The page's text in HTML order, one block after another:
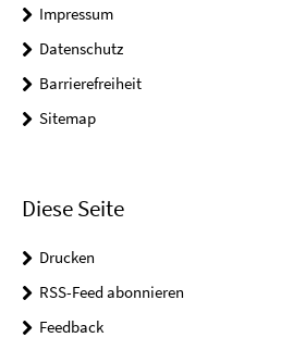
Impressum
Datenschutz
Barrierefreiheit
Sitemap
Diese Seite
Drucken
RSS-Feed abonnieren
Feedback